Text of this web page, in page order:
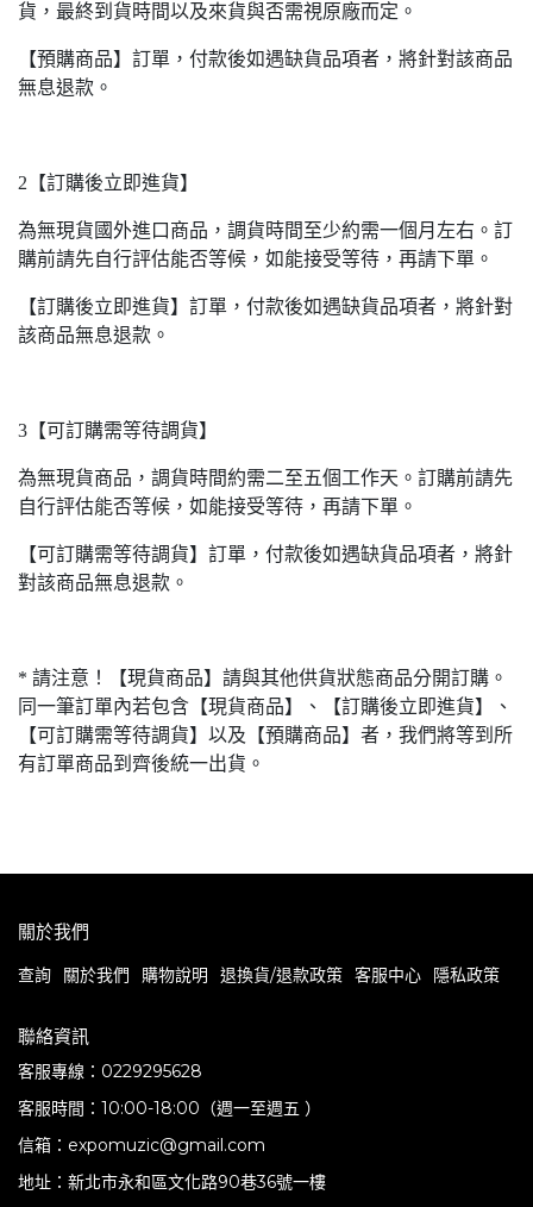
貨，最終到貨時間以及來貨與否需視原廠而定。
【預購商品】訂單，付款後如遇缺貨品項者，將針對該商品
無息退款。
2【訂購後立即進貨】
為無現貨國外進口商品，調貨時間至少約需一個月左右。訂
購前請先自行評估能否等候，如能接受等待，再請下單。
【訂購後立即進貨】訂單，付款後如遇缺貨品項者，將針對
該商品無息退款。
3【可訂購需等待調貨】
為無現貨商品，調貨時間約需二至五個工作天。訂購前請先
自行評估能否等候，如能接受等待，再請下單。
【可訂購需等待調貨】訂單，付款後如遇缺貨品項者，將針
對該商品無息退款。
* 請注意！【現貨商品】請與其他供貨狀態商品分開訂購。
同一筆訂單內若包含【現貨商品】、【訂購後立即進貨】、
【可訂購需等待調貨】以及【預購商品】者，我們將等到所
有訂單商品到齊後統一出貨。
關於我們
查詢 關於我們 購物說明 退換貨/退款政策 客服中心 隱私政策
聯絡資訊
客服專線：0229295628
客服時間：10:00-18:00（週一至週五 ）
信箱：expomuzic@gmail.com
地址：新北市永和區文化路90巷36號一樓